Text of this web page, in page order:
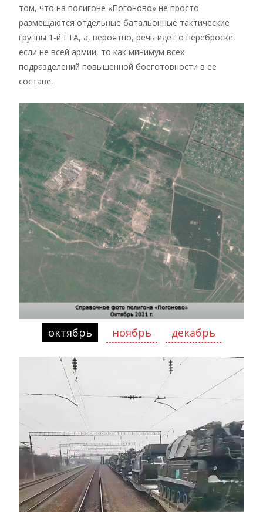
том, что на полигоне «Погоново» не просто
размещаются отдельные батальонные тактические
группы 1-й ГТА, а, вероятно, речь идет о переброске
если не всей армии, то как минимум всех
подразделений повышенной боеготовности в ее
составе.
октябрь ноябрь декабрь